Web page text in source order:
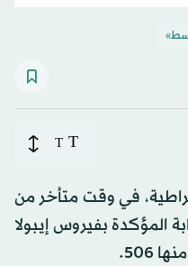
T
T
في وقت متأخر من
المؤكدة بفيروس إيبولا